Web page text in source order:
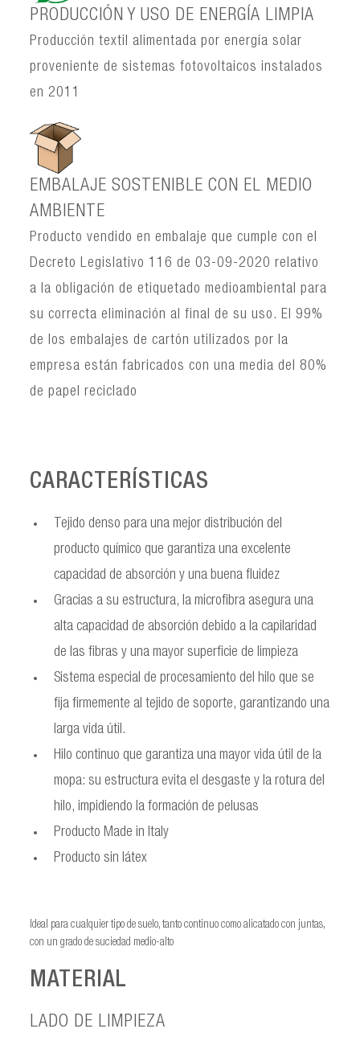
PRODUCCIÓN Y USO DE ENERGÍA LIMPIA
Producción textil alimentada por energía solar
proveniente de sistemas fotovoltaicos instalados
en 2011
EMBALAJE SOSTENIBLE CON EL MEDIO
AMBIENTE
Producto vendido en embalaje que cumple con el
Decreto Legislativo 116 de 03-09-2020 relativo
a la obligación de etiquetado medioambiental para
su correcta eliminación al final de su uso. El 99%
de los embalajes de cartón utilizados por la
empresa están fabricados con una media del 80%
de papel reciclado
CARACTERÍSTICAS
Tejido denso para una mejor distribución del
producto químico que garantiza una excelente
capacidad de absorción y una buena fluidez
Gracias a su estructura, la microfibra asegura una
alta capacidad de absorción debido a la capilaridad
de las fibras y una mayor superficie de limpieza
Sistema especial de procesamiento del hilo que se
fija firmemente al tejido de soporte, garantizando una
larga vida útil.
Hilo continuo que garantiza una mayor vida útil de la
mopa: su estructura evita el desgaste y la rotura del
hilo, impidiendo la formación de pelusas
Producto Made in Italy
Producto sin látex
Ideal para cualquier tipo de suelo, tanto continuo como alicatado con juntas,
con un grado de suciedad medio-alto
MATERIAL
LADO DE LIMPIEZA